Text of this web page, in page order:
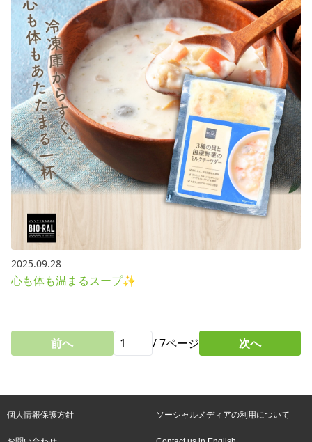
2025.09.28
心も体も温まるスープ✨
前へ /7ページ 次へ
個人情報保護方針 ソーシャルメディアの利用について